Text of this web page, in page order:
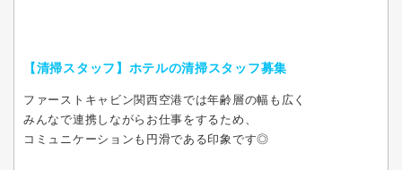
【清掃スタッフ】ホテルの清掃スタッフ募集
ファーストキャビン関西空港では年齢層の幅も広く
みんなで連携しながらお仕事をするため、
コミュニケーションも円滑である印象です◎